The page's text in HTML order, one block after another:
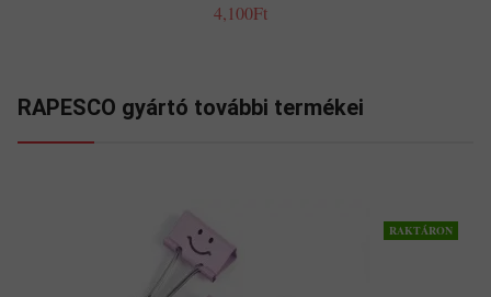
4,100Ft
RAPESCO gyártó további termékei
RAKTÁRON